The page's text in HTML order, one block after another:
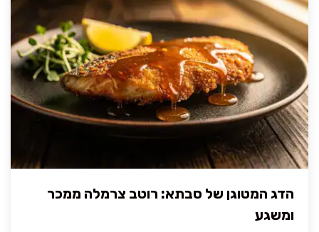
הדג המטוגן של סבתא: רוטב צרמלה ממכר
ומשגע